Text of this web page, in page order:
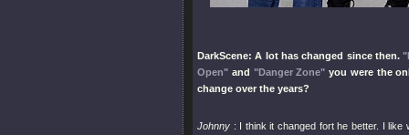
DarkScene: A lot has changed since then.
Open" and "Danger Zone" you were the
change over the years?
Johnny : I think it changed fort he better. I like